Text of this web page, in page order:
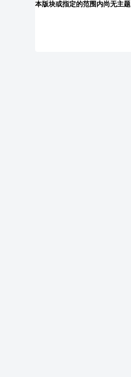
本版块或指定的范围内尚无主题